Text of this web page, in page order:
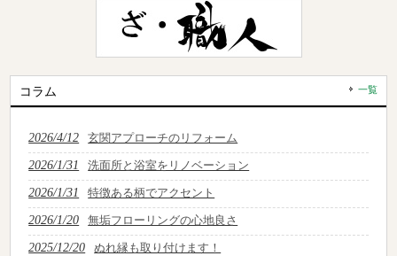
コラム 一覧
2026/4/12 玄関アプローチのリフォーム
2026/1/31 洗面所と浴室をリノベーション
2026/1/31 特徴ある柄でアクセント
2026/1/20 無垢フローリングの心地良さ
2025/12/20 ぬれ縁も取り付けます！